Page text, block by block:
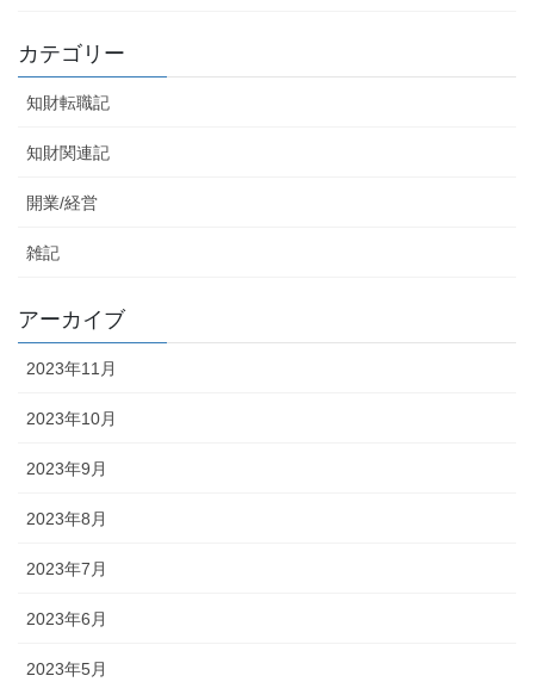
カテゴリー
知財転職記
知財関連記
開業/経営
雑記
アーカイブ
2023年11月
2023年10月
2023年9月
2023年8月
2023年7月
2023年6月
2023年5月